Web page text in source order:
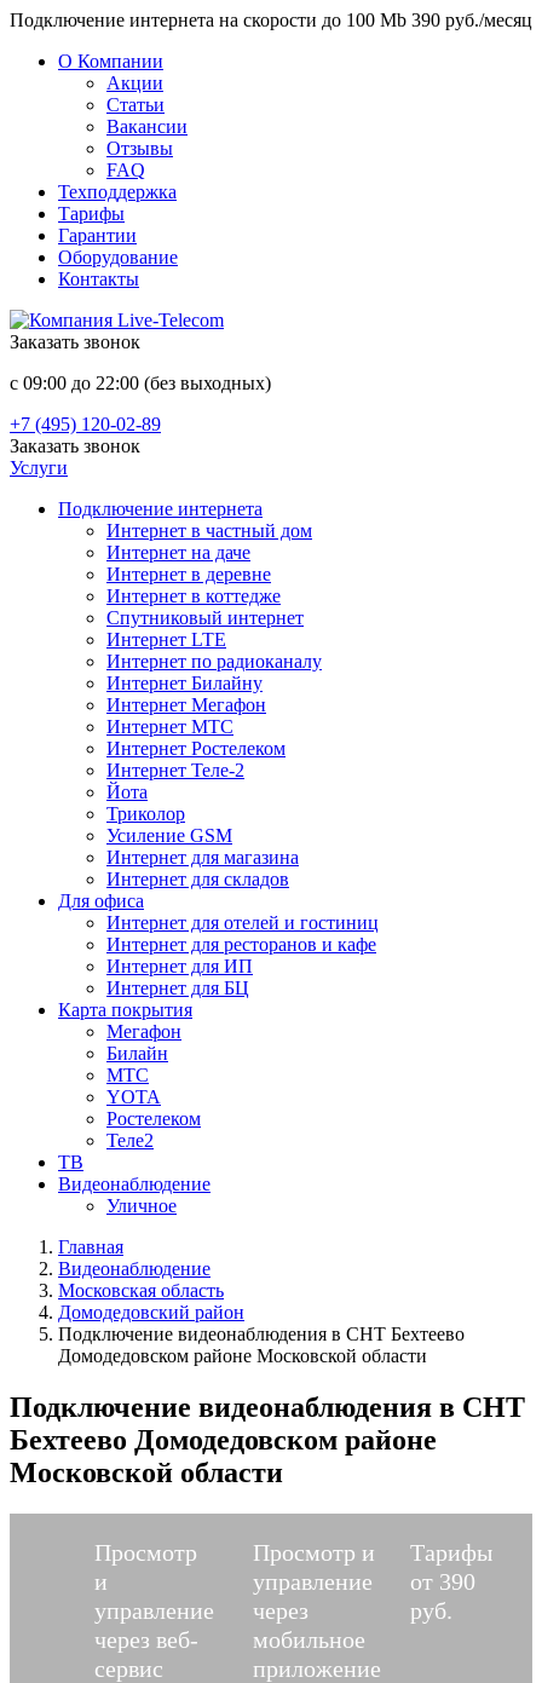
Подключение интернета на скорости до 100 Mb 390 руб./месяц
О Компании
Акции
Статьи
Вакансии
Отзывы
FAQ
Техподдержка
Тарифы
Гарантии
Оборудование
Контакты
Заказать звонок
с 09:00 до 22:00 (без выходных)
+7 (495) 120-02-89
Заказать звонок
Услуги
Подключение интернета
Интернет в частный дом
Интернет на даче
Интернет в деревне
Интернет в коттедже
Спутниковый интернет
Интернет LTE
Интернет по радиоканалу
Интернет Билайну
Интернет Мегафон
Интернет МТС
Интернет Ростелеком
Интернет Теле-2
Йота
Триколор
Усиление GSM
Интернет для магазина
Интернет для складов
Для офиса
Интернет для отелей и гостиниц
Интернет для ресторанов и кафе
Интернет для ИП
Интернет для БЦ
Карта покрытия
Мегафон
Билайн
МТС
YOTA
Ростелеком
Теле2
ТВ
Видеонаблюдение
Уличное
Главная
Видеонаблюдение
Московская область
Домодедовский район
Подключение видеонаблюдения в СНТ Бехтеево
Домодедовском районе Московской области
Подключение видеонаблюдения в СНТ
Бехтеево Домодедовском районе
Московской области
Просмотр
и
управление
через веб-
сервис
Просмотр и
управление
через
мобильное
приложение
Тарифы
от 390
руб.